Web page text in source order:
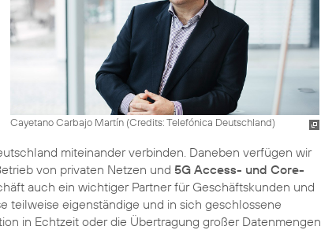
Cayetano Carbajo Martín (Credits: Telefónica Deutschland)
miteinander verbinden. Daneben verfügen wir
von privaten Netzen und 5G Access- und Core-
auch ein wichtiger Partner für Geschäftskunden und
teilweise eigenständige und in sich geschlossene
in Echtzeit oder die Übertragung großer Datenmengen